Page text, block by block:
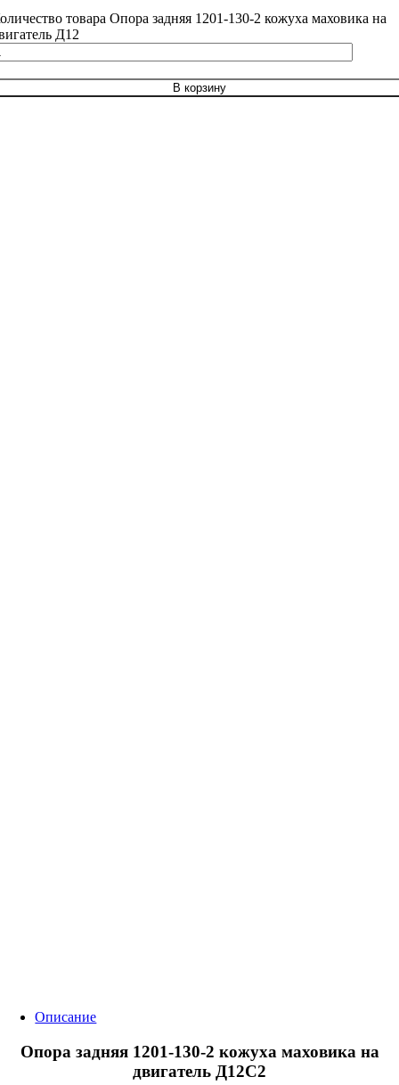
товара Опора задняя 1201-130-2 кожуха маховика на
Д12
В корзину
Описание
Опора задняя 1201-130-2 кожуха маховика на
двигатель Д12С2